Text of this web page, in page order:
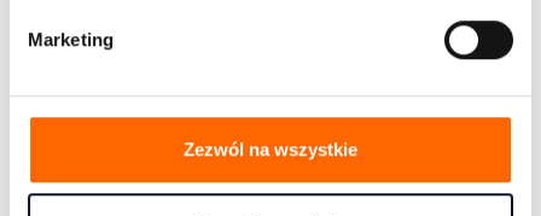
Marketing
Zezwól na wszystkie
Dowiedz się, jak nasze programy rozwojowe mogą
Pokaż więcej książek